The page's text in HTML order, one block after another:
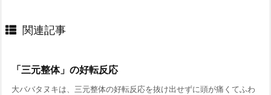
関連記事
「三元整体」の好転反応
大ババタヌキは、三元整体の好転反応を抜け出せずに頭が痛くてふわ